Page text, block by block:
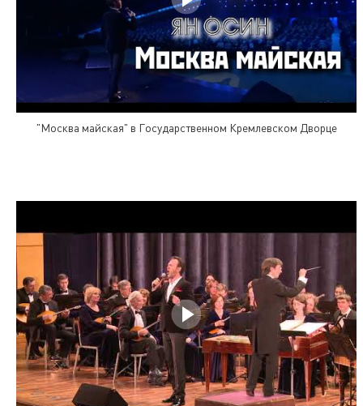
"Москва майская" в Государственном Кремлевском Дворце